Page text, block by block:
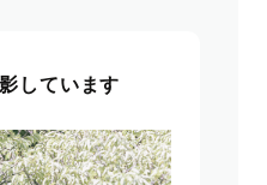
しています